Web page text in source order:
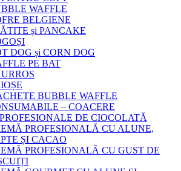
WAFFLE
BELGIENE
și PANCAKE
DOG și CORN DOG
PE BAT
BUBBLE WAFFLE
– COACERE
DE CIOCOLATĂ
PROFESIONALĂ CU ALUNE,
ȘI CACAO
PROFESIONALĂ CU GUST DE